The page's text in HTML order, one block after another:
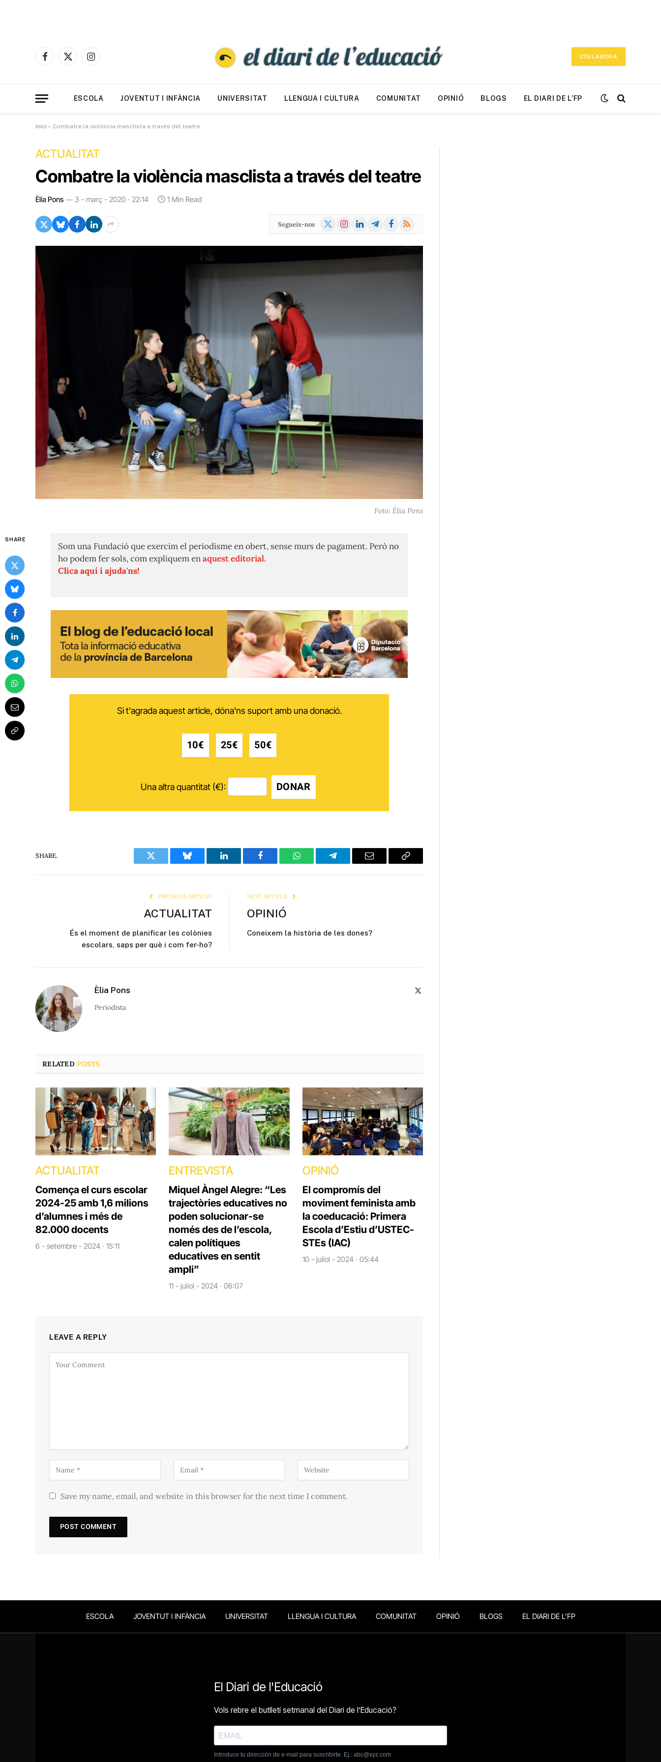
Facebook
X
Instagram
COL·LABORA
ESCOLA JOVENTUT I INFÀNCIA UNIVERSITAT LLENGUA I CULTURA COMUNITAT OPINIÓ BLOGS EL DIARI DE L’FP
Inici » Combatre la violència masclista a través del teatre
ACTUALITAT
Combatre la violència masclista a través del teatre
Èlia Pons 3 - març - 2020 · 22:14 1 Min Read
Segueix-nos
X
Instagram
LinkedInTelegramFacebook
RSS
Foto: Èlia Pons
SHARE
Som una Fundació que exercim el periodisme en obert, sense murs de pagament. Però no
ho podem fer sols, com expliquem enaquest editorial.
Clica aquí i ajuda'ns!
Si t'agrada aquest article, dóna'ns suport amb una donació.
10€ 25€ 50€
Una altra quantitat (€): DONAR
SHARE.
Twitter Bluesky LinkedIn Facebook WhatsAppTelegram Email
Copy
PREVIOUS ARTICLE
ACTUALITAT
És el moment de planificar les colònies
escolars, saps per què i com fer-ho?
NEXT ARTICLE
OPINIÓ
Coneixem la història de les dones?
Èlia Pons
Periodista
RELATEDPOSTS
ACTUALITAT
Comença el curs escolar
2024-25 amb 1,6 milions
d’alumnes i més de
82.000 docents
6 - setembre - 2024 · 15:11
ENTREVISTA
Miquel Àngel Alegre: “Les
trajectòries educatives no
poden solucionar-se
només des de l’escola,
calen polítiques
educatives en sentit
ampli”
11 - juliol - 2024 · 06:07
OPINIÓ
El compromís del
moviment feminista amb
la coeducació: Primera
Escola d’Estiu d’USTEC-
STEs (IAC)
10 - juliol - 2024 · 05:44
LEAVE A REPLY
Save my name, email, and website in this browser for the next time I comment.
ESCOLA JOVENTUT I INFÀNCIA UNIVERSITAT LLENGUA I CULTURA COMUNITAT OPINIÓ BLOGS EL DIARI DE L’FP